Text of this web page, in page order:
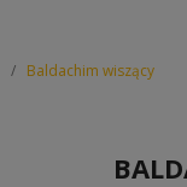
Baldachim wiszący